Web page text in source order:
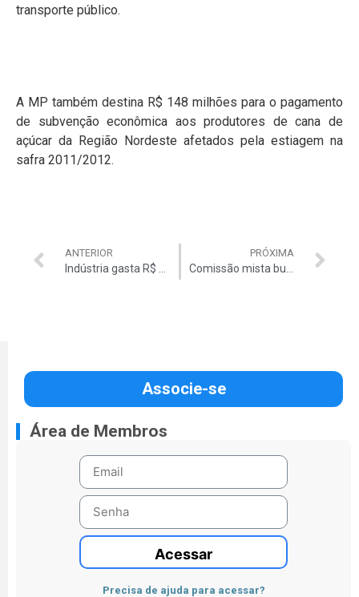
transporte público.
A MP também destina R$ 148 milhões para o pagamento
de subvenção econômica aos produtores de cana de
açúcar da Região Nordeste afetados pela estiagem na
safra 2011/2012.
ANTERIOR
Indústria gasta R$ 24,6 bilhões com burocracia para pagar tributos
PRÓXIMA
Comissão mista busca consenso para votar Mais Médicos nesta quarta
Associe-se
Área de Membros
Acessar
Precisa de ajuda para acessar?